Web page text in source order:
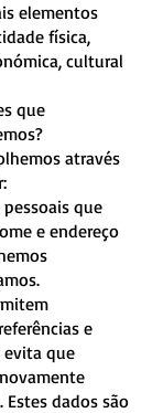
elementos
física,
cultural
que
através
que
e endereço
e
evita que
dados são